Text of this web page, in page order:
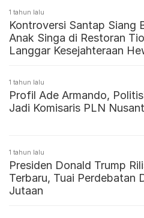
1 tahun lalu
Kontroversi Santap Siang
Anak Singa di Restoran
Langgar Kesejahteraan
1 tahun lalu
Profil Ade Armando,
Jadi Komisaris PLN
1 tahun lalu
Presiden Donald Trump
Terbaru, Tuai Perdebatan
Jutaan